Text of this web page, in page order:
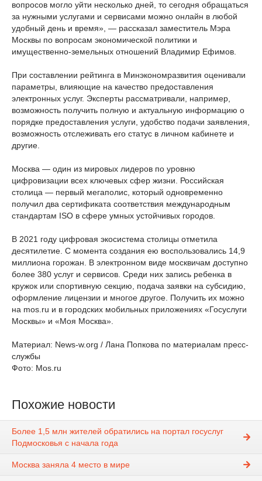
вопросов могло уйти несколько дней, то сегодня обращаться
за нужными услугами и сервисами можно онлайн в любой
удобный день и время», — рассказал заместитель Мэра
Москвы по вопросам экономической политики и
имущественно-земельных отношений Владимир Ефимов.
При составлении рейтинга в Минэкономразвития оценивали
параметры, влияющие на качество предоставления
электронных услуг. Эксперты рассматривали, например,
возможность получить полную и актуальную информацию о
порядке предоставления услуги, удобство подачи заявления,
возможность отслеживать его статус в личном кабинете и
другие.
Москва — один из мировых лидеров по уровню
цифровизации всех ключевых сфер жизни. Российская
столица — первый мегаполис, который одновременно
получил два сертификата соответствия международным
стандартам ISO в сфере умных устойчивых городов.
В 2021 году цифровая экосистема столицы отметила
десятилетие. С момента создания ею воспользовались 14,9
миллиона горожан. В электронном виде москвичам доступно
более 380 услуг и сервисов. Среди них запись ребенка в
кружок или спортивную секцию, подача заявки на субсидию,
оформление лицензии и многое другое. Получить их можно
на mos.ru и в городских мобильных приложениях «Госуслуги
Москвы» и «Моя Москва».
Материал: News-w.org / Лана Попкова по материалам пресс-
службы
Фото: Mos.ru
Похожие новости
Более 1,5 млн жителей обратились на портал госуслуг
Подмосковья с начала года
Москва заняла 4 место в мире